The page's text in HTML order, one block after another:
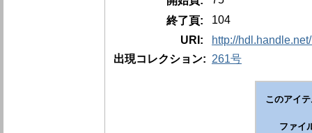
終了頁:
104
URI:
http://
出現コレクション: 261号
このアイ
ファイ